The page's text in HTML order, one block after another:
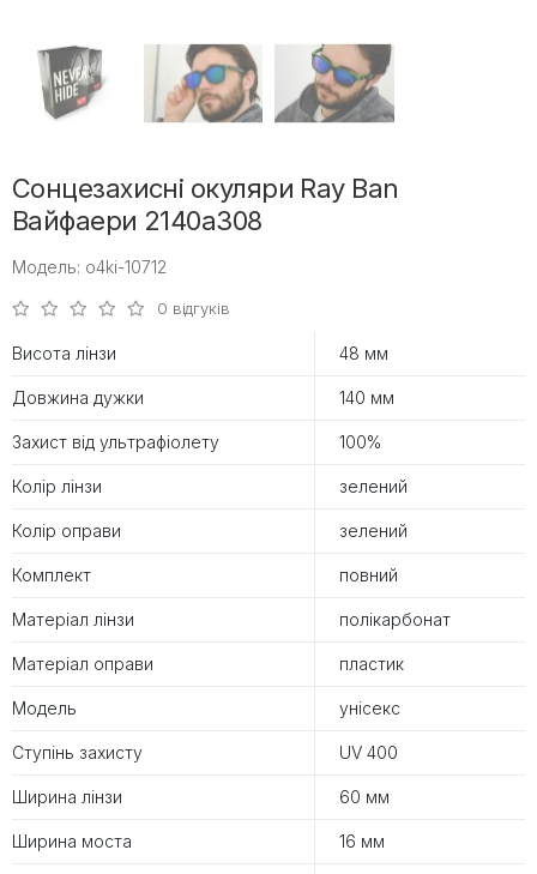
Сонцезахисні окуляри Ray Ban
Вайфаери 2140a308
Модель: o4ki-10712
0 відгуків
Висота лінзи 48 мм
Довжина дужки 140 мм
Захист від ультрафіолету 100%
Колір лінзи зелений
Колір оправи зелений
Комплект повний
Матеріал лінзи полікарбонат
Матеріал оправи пластик
Модель унісекс
Ступінь захисту UV 400
Ширина лінзи 60 мм
Ширина моста 16 мм